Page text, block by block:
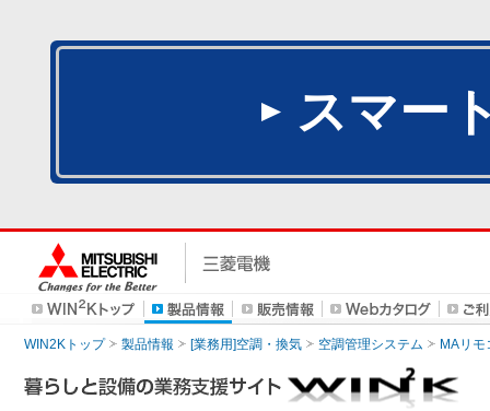
スマー
WIN2Kトップ 製品情報 [業務用]空調・換気 空調管理システム MAリモ